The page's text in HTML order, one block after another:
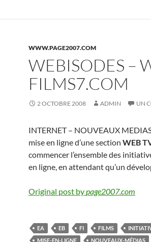
WWW.PAGE2007.COM
WEBISODES –
FILMS7.COM
2 OCTOBRE 2008 ADMIN UN
INTERNET – NOUVEAUX
mise en ligne d’une section WEB
commencer l’ensemble des
en ligne, en attendant qu’un
Original post bypage2007.com
EA EB FI FILMS
MISE-EN-LIGNE
NOUVEAUX-MÉDIAS